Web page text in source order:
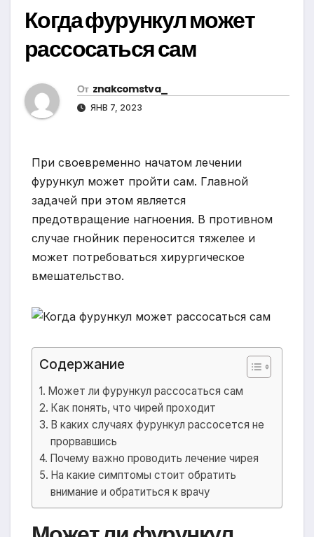
Когда фурункул может
рассосаться сам
От znakcomstva_
ЯНВ 7, 2023
При своевременно начатом лечении
фурункул может пройти сам. Главной
задачей при этом является
предотвращение нагноения. В противном
случае гнойник переносится тяжелее и
может потребоваться хирургическое
вмешательство.
Содержание
Может ли фурункул рассосаться сам
Как понять, что чирей проходит
В каких случаях фурункул рассосется не
прорвавшись
Почему важно проводить лечение чирея
На какие симптомы стоит обратить
внимание и обратиться к врачу